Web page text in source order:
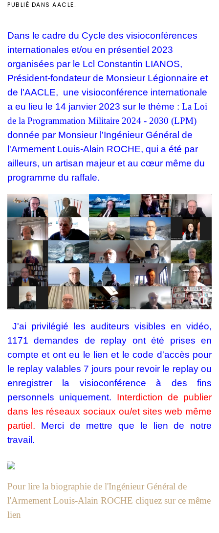
PUBLIÉ DANS AACLE.
Dans le cadre du Cycle des visioconférences
internationales et/ou en présentiel 2023
organisées par le Lcl Constantin LIANOS,
Président-fondateur de Monsieur Légionnaire et
de l'AACLE, une visioconférence internationale
a eu lieu le 14 janvier 2023 sur le thème : La Loi
de la Programmation Militaire 2024 - 2030 (LPM)
donnée par Monsieur l'Ingénieur Général de
l'Armement Louis-Alain ROCHE, qui a été par
ailleurs, un artisan majeur et au cœur même du
programme du raffale.
J'ai privilégié les auditeurs visibles en vidéo,
1171 demandes de replay ont été prises en
compte et ont eu le lien et le code d'accès pour
le replay valables 7 jours pour revoir le replay ou
enregistrer la visioconférence à des fins
personnels uniquement. Interdiction de publier
dans les réseaux sociaux ou/et sites web même
partiel. Merci de mettre que le lien de notre
travail.
Pour lire la biographie de l'Ingénieur Général de
l'Armement Louis-Alain ROCHE cliquez sur ce même
lien